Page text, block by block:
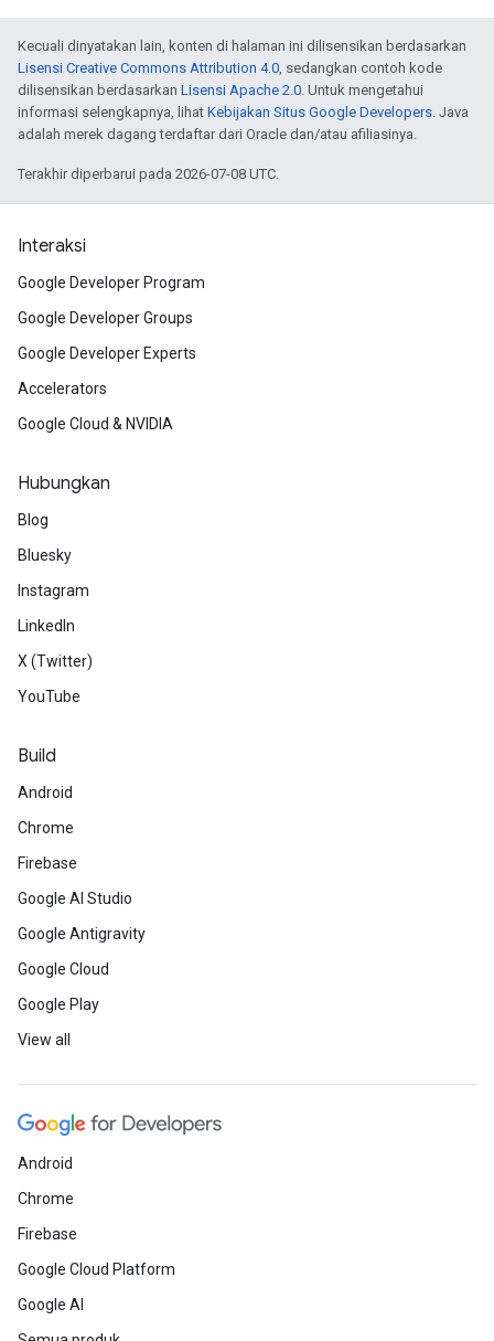
Kecuali dinyatakan lain, konten di halaman ini dilisensikan berdasarkan
Lisensi Creative Commons Attribution 4.0, sedangkan contoh kode
dilisensikan berdasarkan Lisensi Apache 2.0. Untuk mengetahui
informasi selengkapnya, lihat Kebijakan Situs Google Developers. Java
adalah merek dagang terdaftar dari Oracle dan/atau afiliasinya.
Terakhir diperbarui pada 2026-07-08 UTC.
Interaksi
Google Developer Program
Google Developer Groups
Google Developer Experts
Accelerators
Google Cloud & NVIDIA
Hubungkan
Blog
Bluesky
Instagram
LinkedIn
X (Twitter)
YouTube
Build
Android
Chrome
Firebase
Google AI Studio
Google Antigravity
Google Cloud
Google Play
View all
Android
Chrome
Firebase
Google Cloud Platform
Google AI